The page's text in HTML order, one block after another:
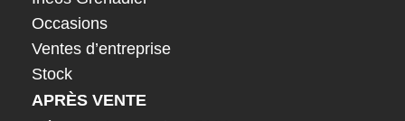
Occasions
Ventes d’entreprise
Stock
APRÈS VENTE